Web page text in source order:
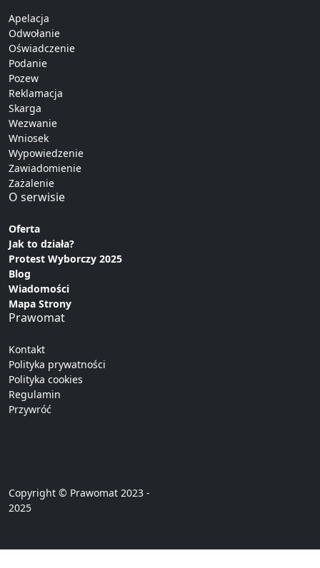
Apelacja
Odwołanie
Oświadczenie
Podanie
Pozew
Reklamacja
Skarga
Wezwanie
Wniosek
Wypowiedzenie
Zawiadomienie
Zażalenie
O serwisie
Oferta
Jak to działa?
Protest Wyborczy 2025
Blog
Wiadomości
Mapa Strony
Prawomat
Kontakt
Polityka prywatności
Polityka cookies
Regulamin
Przywróć
Copyright © Prawomat 2023 -
2025